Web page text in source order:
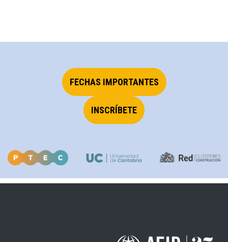
FECHAS IMPORTANTES
INSCRÍBETE